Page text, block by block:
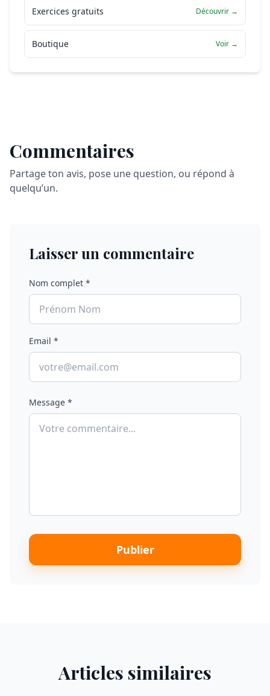
Exercices gratuits Découvrir →
Boutique Voir →
Commentaires
Partage ton avis, pose une question, ou répond à
quelqu’un.
Laisser un commentaire
Nom complet *
Email *
Message *
Publier
Articles similaires